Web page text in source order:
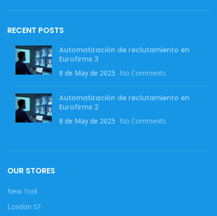
RECENT POSTS
Automatización de reclutamiento en
Eurofirms 3
8 de May de 2025 No Comments
Automatización de reclutamiento en
Eurofirms 2
8 de May de 2025 No Comments
OUR STORES
New York
London SF